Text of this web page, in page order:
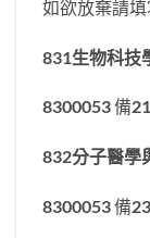
如欲放棄請
831生物科技
8300053 備21
832分子醫學
8300053 備23